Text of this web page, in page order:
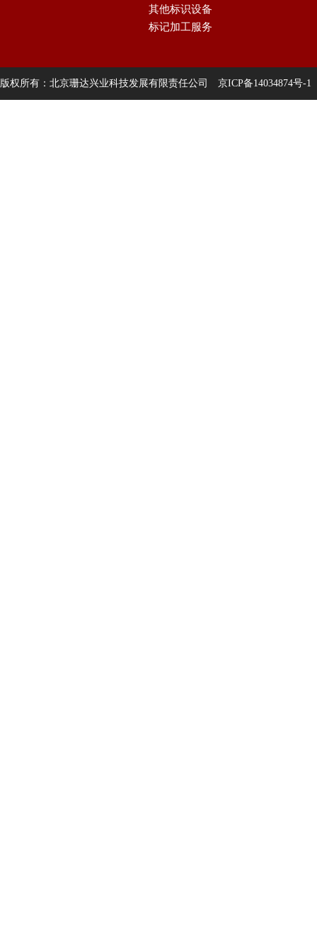
其他标识设备
标记加工服务
版权所有：北京珊达兴业科技发展有限责任公司 京ICP备14034874号-1